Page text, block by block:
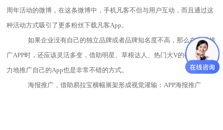
周年活动的微博，在这条微博中，手机凡客不但与用户互动，而且通过这
种活动方式吸引了更多粉丝下载凡客App。
如果企业没有自己的独立品牌或者品牌知名度不高，那么在微博推
广APP时，还应该灵活多变，借助明星、草根达人、热门大V的微博来有
力地推广自己的App也是非常不错的方式。
海报推广，借助易拉宝横幅展架形成视觉灌输：APP海报推广